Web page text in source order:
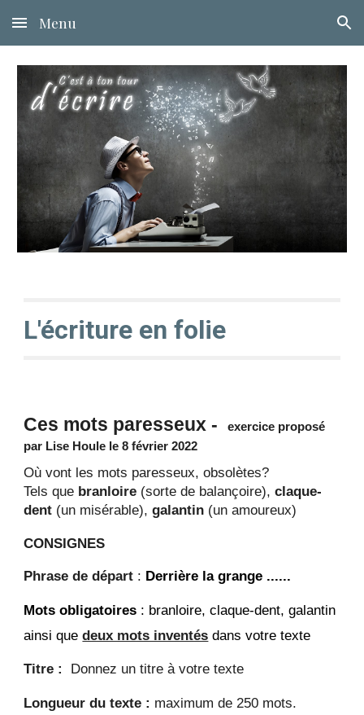
Skip to main content Skip to navigation
Menu
L'écriture en folie
Ces mots paresseux -exercice proposé
par Lise Houle le 8 février 2022
Où vont les mots paresseux, obsolètes?
Tels que branloire (sorte de balançoire), claque-
dent (un misérable),galantin (un amoureux)
CONSIGNES
Phrase de départ : Derrière la grange ......
Mots obligatoires : branloire, claque-dent, galantin
ainsi quedeux mots inventés dans votre texte
Titre : Donnez un titre à votre texte
Longueur du texte : maximum de 250 mots.